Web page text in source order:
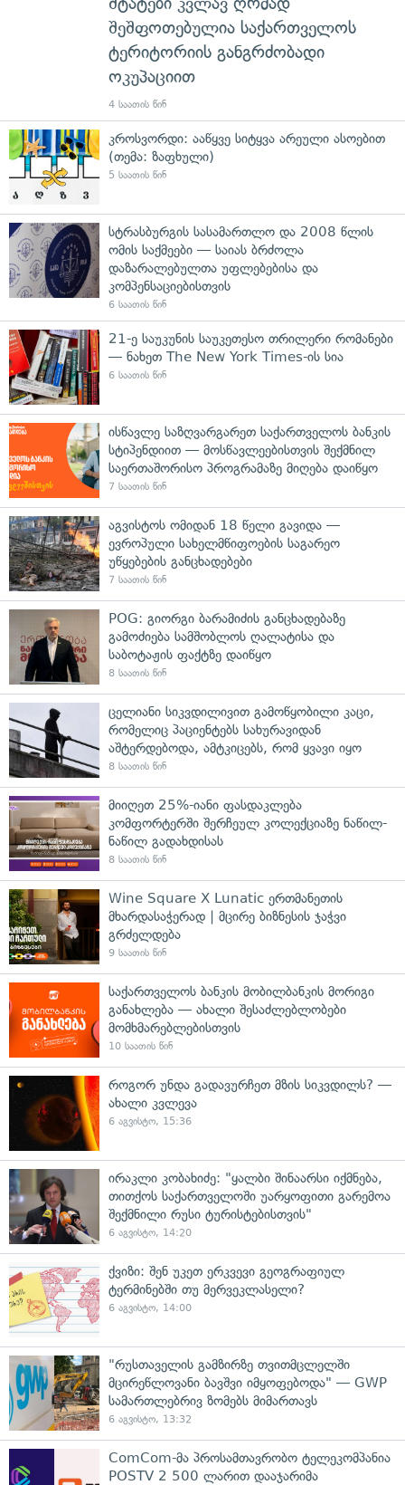
შეშფოთებულია საქართველოს
ტერიტორიის განგრძობადი
ოკუპაციით
4 საათის წინ
კროსვორდი: ააწყვე სიტყვა არეული ასოებით
(თემა: ზაფხული)
5 საათის წინ
სტრასბურგის სასამართლო და 2008 წლის
ომის საქმეები — საიას ბრძოლა
დაზარალებულთა უფლებებისა და
კომპენსაციებისთვის
6 საათის წინ
21-ე საუკუნის საუკეთესო თრილერი რომანები
— ნახეთ The New York Times-ის სია
6 საათის წინ
ისწავლე საზღვარგარეთ საქართველოს ბანკის
სტიპენდიით — მოსწავლეებისთვის შექმნილ
საერთაშორისო პროგრამაზე მიღება დაიწყო
7 საათის წინ
აგვისტოს ომიდან 18 წელი გავიდა —
ევროპული სახელმწიფოების საგარეო
უწყებების განცხადებები
7 საათის წინ
POG: გიორგი ბარამიძის განცხადებაზე
გამოძიება სამშობლოს ღალატისა და
საბოტაჟის ფაქტზე დაიწყო
8 საათის წინ
ცელიანი სიკვდილივით გამოწყობილი კაცი,
რომელიც პაციენტებს სახურავიდან
აშტერდებოდა, ამტკიცებს, რომ ყვავი იყო
8 საათის წინ
მიიღეთ 25%-იანი ფასდაკლება
კომფორტერში შერჩეულ კოლექციაზე ნაწილ-
ნაწილ გადახდისას
8 საათის წინ
Wine Square X Lunatic ერთმანეთის
მხარდასაჭერად | მცირე ბიზნესის ჯაჭვი
გრძელდება
9 საათის წინ
საქართველოს ბანკის მობილბანკის მორიგი
განახლება — ახალი შესაძლებლობები
მომხმარებლებისთვის
10 საათის წინ
როგორ უნდა გადავურჩეთ მზის სიკვდილს? —
ახალი კვლევა
6 აგვისტო, 15:36
ირაკლი კობახიძე: "ყალბი შინაარსი იქმნება,
თითქოს საქართველოში უარყოფითი გარემოა
შექმნილი რუსი ტურისტებისთვის"
6 აგვისტო, 14:20
ქვიზი: შენ უკეთ ერკვევი გეოგრაფიულ
ტერმინებში თუ მერვეკლასელი?
6 აგვისტო, 14:00
"რუსთაველის გამზირზე თვითმცლელში
მცირეწლოვანი ბავშვი იმყოფებოდა" — GWP
სამართლებრივ ზომებს მიმართავს
6 აგვისტო, 13:32
ComCom-მა პროსამთავრობო ტელეკომპანია
POSTV 2 500 ლარით დააჯარიმა